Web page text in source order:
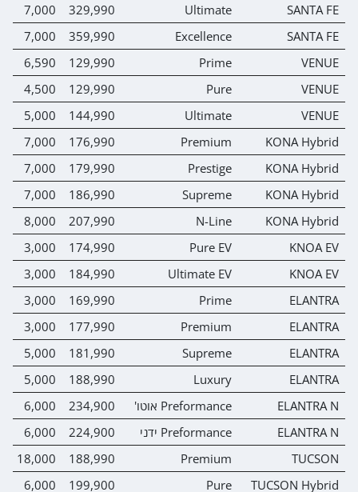
SANTA FE
Ultimate
329,990
7,000
SANTA FE
Excellence
359,990
7,000
VENUE
Prime
129,990
6,590
VENUE
Pure
129,990
4,500
VENUE
Ultimate
144,990
5,000
KONA Hybrid
Premium
176,990
7,000
KONA Hybrid
Prestige
179,990
7,000
KONA Hybrid
Supreme
186,990
7,000
KONA Hybrid
N-Line
207,990
8,000
KNOA EV
Pure EV
174,990
3,000
KNOA EV
Ultimate EV
184,990
3,000
ELANTRA
Prime
169,990
3,000
ELANTRA
Premium
177,990
3,000
ELANTRA
Supreme
181,990
5,000
ELANTRA
Luxury
188,990
5,000
ELANTRA N
Preformance אוטו' 234,900
6,000
ELANTRA N
Preformance ידני 224,900
6,000
TUCSON
Premium
188,990
18,000
TUCSON Hybrid
Pure
199,900
6,000